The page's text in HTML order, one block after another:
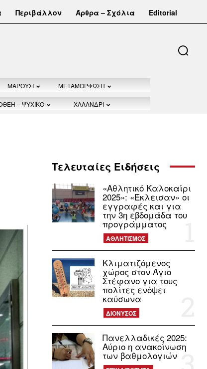
Περιβάλλον Άρθρα – Σχόλια Editorial
ΜΑΡΟΥΣΙ ΜΕΤΑΜΟΡΦΩΣΗ
– ΨΥΧΙΚΟ ΧΑΛΑΝΔΡΙ
Τελευταίες Ειδήσεις
«Αθλητικό Καλοκαίρι
2025»: «Έκλεισαν» οι
εγγραφές και για
την 3η εβδομάδα του
προγράμματος
ΑΘΛΗΤΙΣΜΟΣ
Κλιματιζόμενος
χώρος στον Άγιο
Στέφανο για τους
πολίτες ενόψει
καύσωνα
ΔΙΟΝΥΣΟΣ
Πανελλαδικές 2025:
Αύριο η ανακοίνωση
των βαθμολογιών